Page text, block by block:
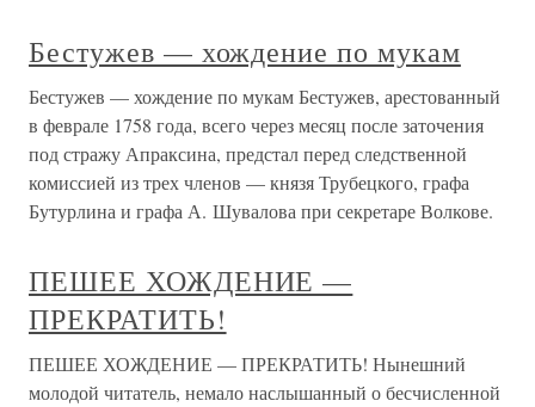
Бестужев — хождение по мукам
Бестужев — хождение по мукам Бестужев, арестованный
в феврале 1758 года, всего через месяц после заточения
под стражу Апраксина, предстал перед следственной
комиссией из трех членов — князя Трубецкого, графа
Бутурлина и графа А. Шувалова при секретаре Волкове.
ПЕШЕЕ ХОЖДЕНИЕ —
ПРЕКРАТИТЬ!
ПЕШЕЕ ХОЖДЕНИЕ — ПРЕКРАТИТЬ! Нынешний
молодой читатель, немало наслышанный о бесчисленной